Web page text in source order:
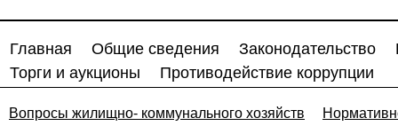
Главная Общие сведения Законодательство
Торги и аукционы
Противодействие коррупции
Вопросы жилищно- коммунального хозяйств